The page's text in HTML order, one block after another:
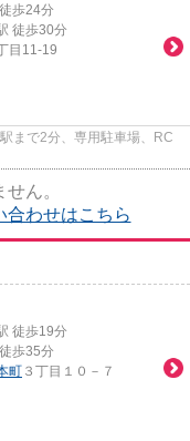
歩24分
徒歩30分
目11-19
まで2分、専用駐車場、RC
ん。
合わせはこちら
徒歩19分
歩35分
町 ３丁目１０－７